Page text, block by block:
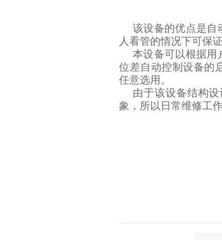
该设备的优点是自
人看管的情况下可保
本设备可以根据用
位差自动控制设备的
任意选用。
由于该设备结构
象，所以日常维修工